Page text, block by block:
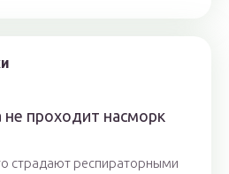
не проходит насморк
страдают респираторными